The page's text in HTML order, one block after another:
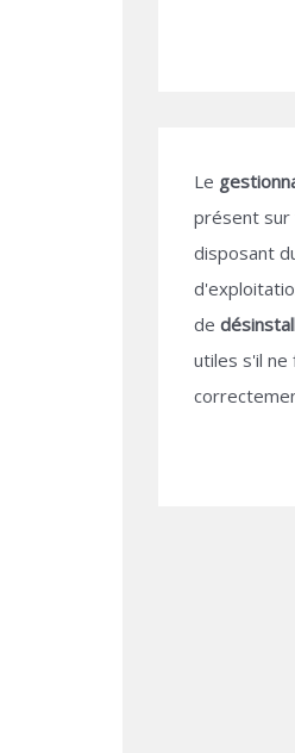
Le
présent sur
disposant
de
utiles s'il ne